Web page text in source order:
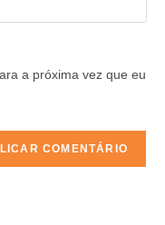
a próxima vez que eu